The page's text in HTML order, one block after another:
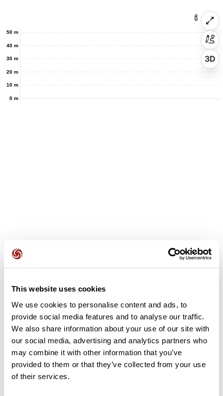
This website uses cookies
We use cookies to personalise content and ads, to
provide social media features and to analyse our traffic.
We also share information about your use of our site with
our social media, advertising and analytics partners who
may combine it with other information that you’ve
provided to them or that they’ve collected from your use
of their services.
0 m
10 m
20 m
30 m
40 m
50 m
3D
Avis des utilisateurs
Soyez le premier à ajouter un avis !
Ajouter un avis
Résumé